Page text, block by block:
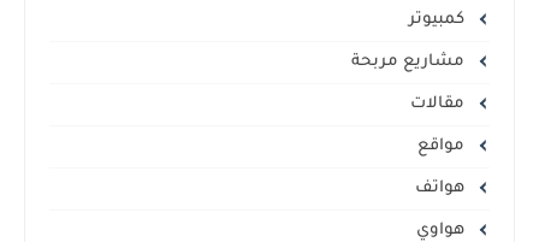
كمبيوتر
مشاريع مربحة
مقالات
مواقع
هواتف
هواوي